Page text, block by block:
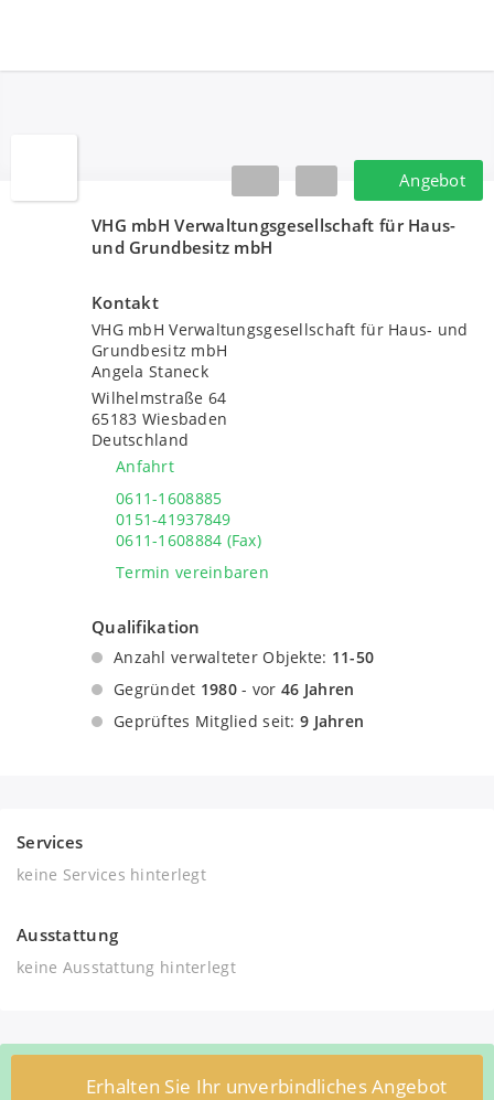
Angebot
VHG mbH Verwaltungsgesellschaft für Haus-
und Grundbesitz mbH
Kontakt
VHG mbH Verwaltungsgesellschaft für Haus- und
Grundbesitz mbH
Angela Staneck
Wilhelmstraße 64
65183 Wiesbaden
Deutschland
Anfahrt
0611-1608885
0151-41937849
0611-1608884 (Fax)
Termin vereinbaren
Qualifikation
Anzahl verwalteter Objekte: 11-50
Gegründet 1980- vor 46 Jahren
Geprüftes Mitglied seit: 9 Jahren
Services
keine Services hinterlegt
Ausstattung
keine Ausstattung hinterlegt
Erhalten Sie Ihr unverbindliches Angebot